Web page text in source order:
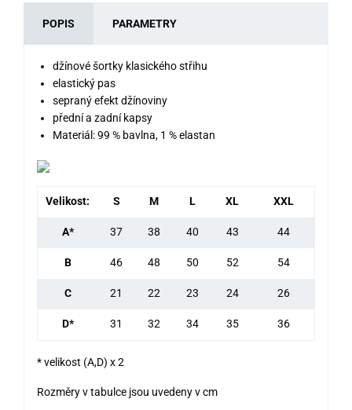
POPIS PARAMETRY
džínové šortky klasického střihu
elastický pas
sepraný efekt džínoviny
přední a zadní kapsy
Materiál: 99 % bavlna, 1 % elastan
Velikost: S M L XL XXL
A* 37 38 40 43 44
B 46 48 50 52 54
C 21 22 23 24 26
D* 31 32 34 35 36
* velikost (A,D) x 2
Rozměry v tabulce jsou uvedeny v cm